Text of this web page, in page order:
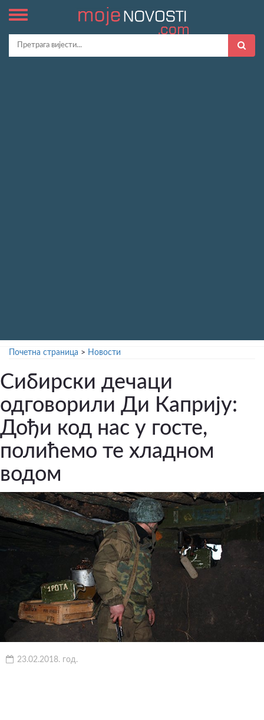
Почетна страница > Новости
Сибирски дечаци
одговорили Ди Каприју:
Дођи код нас у госте,
полићемо те хладном
водом
23.02.2018. год.